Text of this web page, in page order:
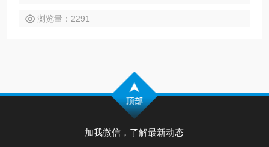
浏览量：2291
加我微信，了解最新动态